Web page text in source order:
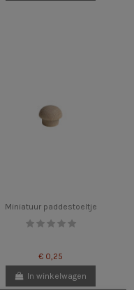
Miniatuur paddestoeltje
€ 0,25
In winkelwagen